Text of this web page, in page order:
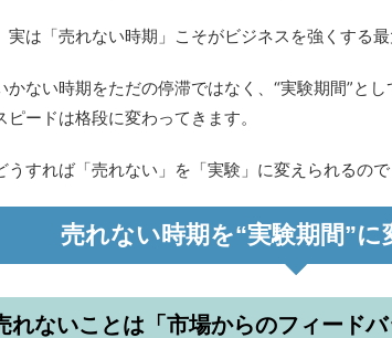
実は「売れない時期」こそがビジネスを強くする
かない時期をただの停滞ではなく、“実験期間”と
ピードは格段に変わってきます。
うすれば「売れない」を「実験」に変えられるので
売れない時期を“実験期間”に
れないことは「市場からのフィードバ